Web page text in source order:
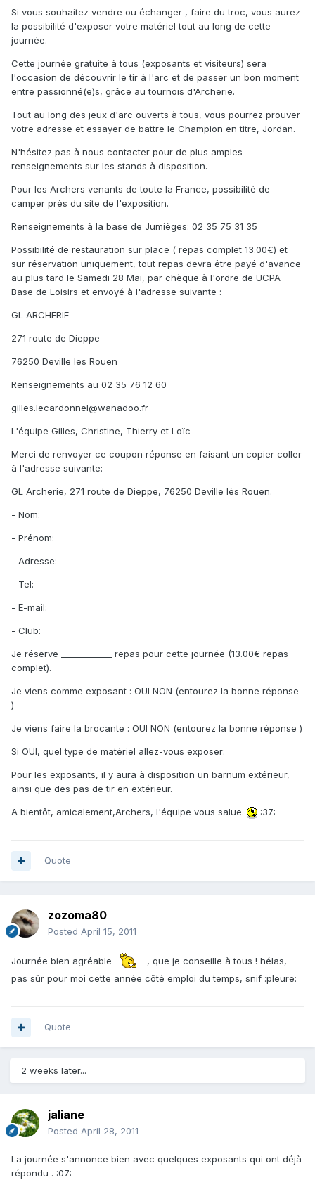
Si vous souhaitez vendre ou échanger , faire du troc, vous aurez
la possibilité d'exposer votre matériel tout au long de cette
journée.
Cette journée gratuite à tous (exposants et visiteurs) sera
l'occasion de découvrir le tir à l'arc et de passer un bon moment
entre passionné(e)s, grâce au tournois d'Archerie.
Tout au long des jeux d'arc ouverts à tous, vous pourrez prouver
votre adresse et essayer de battre le Champion en titre, Jordan.
N'hésitez pas à nous contacter pour de plus amples
renseignements sur les stands à disposition.
Pour les Archers venants de toute la France, possibilité de
camper près du site de l'exposition.
Renseignements à la base de Jumièges: 02 35 75 31 35
Possibilité de restauration sur place ( repas complet 13.00€) et
sur réservation uniquement, tout repas devra être payé d'avance
au plus tard le Samedi 28 Mai, par chèque à l'ordre de UCPA
Base de Loisirs et envoyé à l'adresse suivante :
GL ARCHERIE
271 route de Dieppe
76250 Deville les Rouen
Renseignements au 02 35 76 12 60
gilles.lecardonnel@wanadoo.fr
L'équipe Gilles, Christine, Thierry et Loïc
Merci de renvoyer ce coupon réponse en faisant un copier coller
à l'adresse suivante:
GL Archerie, 271 route de Dieppe, 76250 Deville lès Rouen.
- Nom:
- Prénom:
- Adresse:
- Tel:
- E-mail:
- Club:
Je réserve ____________ repas pour cette journée (13.00€ repas
complet).
Je viens comme exposant : OUI NON (entourez la bonne réponse
)
Je viens faire la brocante : OUI NON (entourez la bonne réponse )
Si OUI, quel type de matériel allez-vous exposer:
Pour les exposants, il y aura à disposition un barnum extérieur,
ainsi que des pas de tir en extérieur.
A bientôt, amicalement,Archers, l'équipe vous salue. :37:
Quote
zozoma80
Posted April 15, 2011
Journée bien agréable
, que je conseille à tous ! hélas,
pas sûr pour moi cette année côté emploi du temps, snif :pleure:
Quote
2 weeks later...
jaliane
Posted April 28, 2011
La journée s'annonce bien avec quelques exposants qui ont déjà
répondu . :07: